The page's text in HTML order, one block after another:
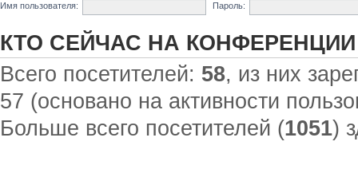
Имя пользователя:
Пароль:
КТО СЕЙЧАС НА КОНФЕРЕНЦИИ
Всего посетителей: 58, из них
57 (основано на активности
Больше всего посетителей (1051)